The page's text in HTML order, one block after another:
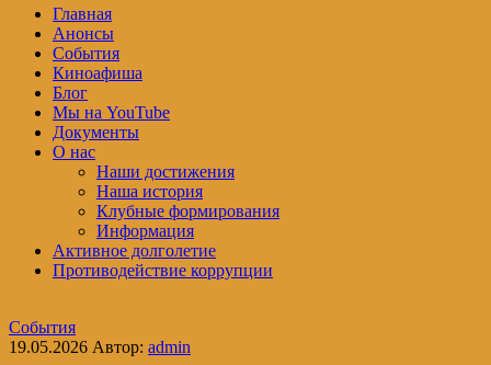
Главная
Анонсы
События
Киноафиша
Блог
Мы на YouTube
Документы
О нас
Наши достижения
Наша история
Клубные формирования
Информация
Активное долголетие
Противодействие коррупции
События
19.05.2026 Автор: admin